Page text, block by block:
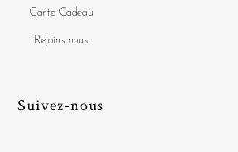
Carte Cadeau
Rejoins nous
Suivez-nous